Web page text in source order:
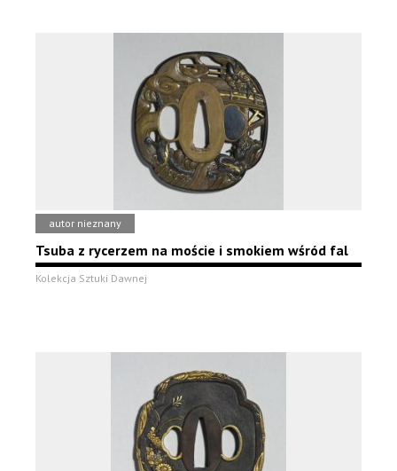
autor nieznany
Tsuba z rycerzem na moście i smokiem wśród fal
Kolekcja Sztuki Dawnej